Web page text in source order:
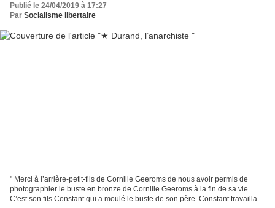
Publié le 24/04/2019 à 17:27
Par Socialisme libertaire
" Merci à l’arrière-petit-fils de Cornille Geeroms de nous avoir permis de
photographier le buste en bronze de Cornille Geeroms à la fin de sa vie.
C’est son fils Constant qui a moulé le buste de son père. Constant travaillait